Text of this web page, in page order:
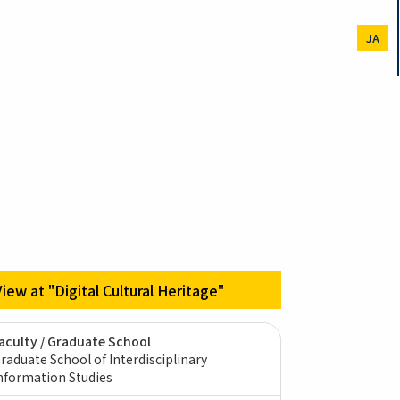
JA
at "Digital Cultural Heritage"
/ Graduate School
School of Interdisciplinary
Studies